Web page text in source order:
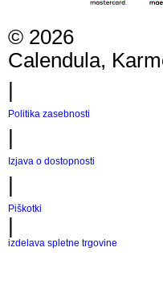
© 2026
Calendula,
|
Politika zasebnosti
|
Izjava o dostopnosti
|
Piškotki
|
izdelava spletne trgovine